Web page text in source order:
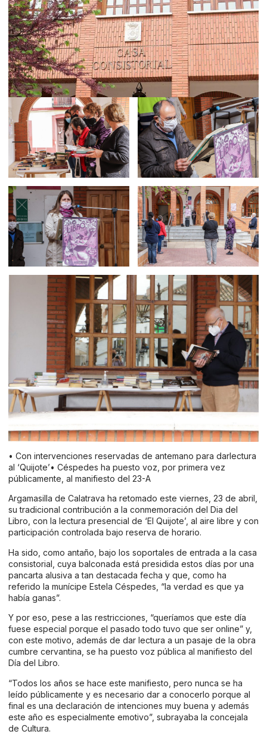
• Con intervenciones reservadas de antemano para darlectura
al ‘Quijote’• Céspedes ha puesto voz, por primera vez
públicamente, al manifiesto del 23-A
Argamasilla de Calatrava ha retomado este viernes, 23 de abril,
su tradicional contribución a la conmemoración del Dia del
Libro, con la lectura presencial de ‘El Quijote’, al aire libre y con
participación controlada bajo reserva de horario.
Ha sido, como antaño, bajo los soportales de entrada a la casa
consistorial, cuya balconada está presidida estos días por una
pancarta alusiva a tan destacada fecha y que, como ha
referido la munícipe Estela Céspedes, “la verdad es que ya
había ganas”.
Y por eso, pese a las restricciones, “queríamos que este día
fuese especial porque el pasado todo tuvo que ser online” y,
con este motivo, además de dar lectura a un pasaje de la obra
cumbre cervantina, se ha puesto voz pública al manifiesto del
Día del Libro.
“Todos los años se hace este manifiesto, pero nunca se ha
leído públicamente y es necesario dar a conocerlo porque al
final es una declaración de intenciones muy buena y además
este año es especialmente emotivo”, subrayaba la concejala
de Cultura.